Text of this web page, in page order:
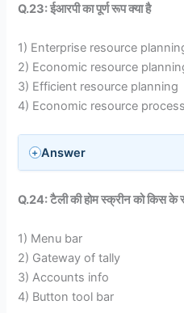
Q.23: ईआरपी का पूर्ण रूप क्या है
1) Enterprise resource
2) Economic resource
3) Efficient resource planning
4) Economic resource
Answer
Q.24: टैली की होम स्क्रीन को किस के
1) Menu bar
2) Gateway of tally
3) Accounts info
4) Button tool bar